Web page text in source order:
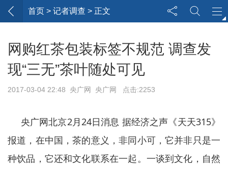
首页 > 记者调查 > 正文
网购红茶包装标签不规范 调查发
现“三无”茶叶随处可见
2017-03-04 22:48 央广网 央广网 点击:2253
央广网北京2月24日消息 据经济之声《天天315》
报道，在中国，茶的意义，非同小可，它并非只是一
种饮品，它还和文化联系在一起。一谈到文化，自然